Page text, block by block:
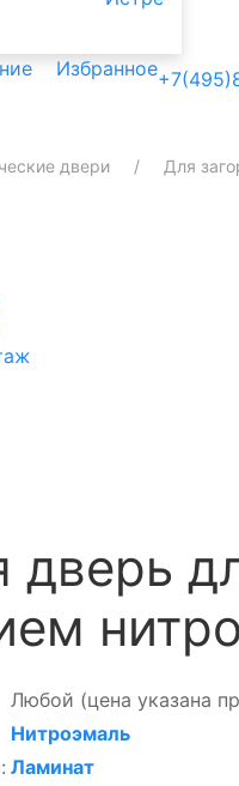
Избранное
двери Для
дверь
Любой (цена указана
Нитроэмаль
Ламинат